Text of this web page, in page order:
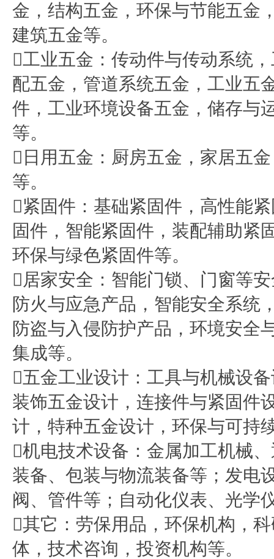
金，结构五金，环保与节能五金
建筑五金等。
工业五金：传动件与传动系统
配五金，管道系统五金，工业五
件，工业环境设备五金，储存与
等。
日用五金：厨房五金，家居五
等。
紧固件：基础紧固件，高性能
固件，智能紧固件，装配辅助紧
环保与绿色紧固件等。
居家安全：智能门锁、门窗等
防火与应急产品，智能安全系统
防盗与入侵防护产品，环境安全
集成等。
五金工业设计：工具与机械设
装饰五金设计，连接件与紧固件
计，特种五金设计，环保与可持
机电技术设备：金属加工机械
装备、包装与物流装备等；发电
阀、管件等；自动化仪表、光学
其它：劳保用品，环保机构，
体，技术咨询，投资机构等。